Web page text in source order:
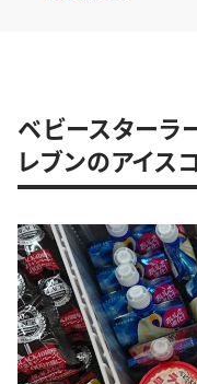
ベビースターラ
レブンのアイス